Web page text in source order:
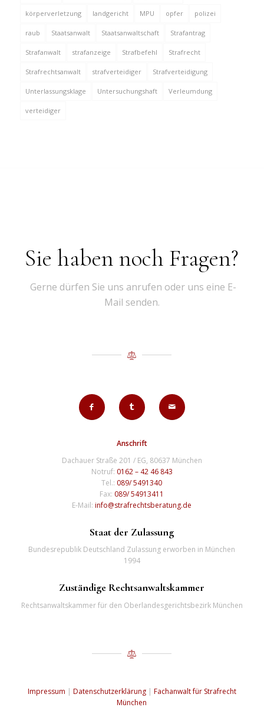
körperverletzung landgericht MPU opfer polizei
raub Staatsanwalt Staatsanwaltschaft Strafantrag
Strafanwalt strafanzeige Strafbefehl Strafrecht
Strafrechtsanwalt strafverteidiger Strafverteidigung
Unterlassungsklage Untersuchungshaft Verleumdung
verteidiger
Sie haben noch Fragen?
Gerne dürfen Sie uns anrufen oder uns eine E-
Mail senden.
Anschrift
Dachauer Straße 201 / EG, 80637 München
Notruf: 0162 – 42 46 843
Tel.: 089/ 5491340
Fax: 089/ 54913411
E-Mail:info@strafrechtsberatung.de
Staat der Zulassung
Bundesrepublik Deutschland Zulassung erworben in München
1994
Zuständige Rechtsanwaltskammer
Rechtsanwaltskammer für den Oberlandesgerichtsbezirk München
Impressum | Datenschutzerklärung| Fachanwalt für Strafrecht
München